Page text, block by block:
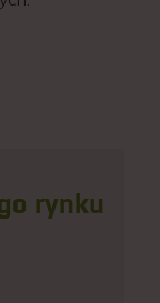
rynku